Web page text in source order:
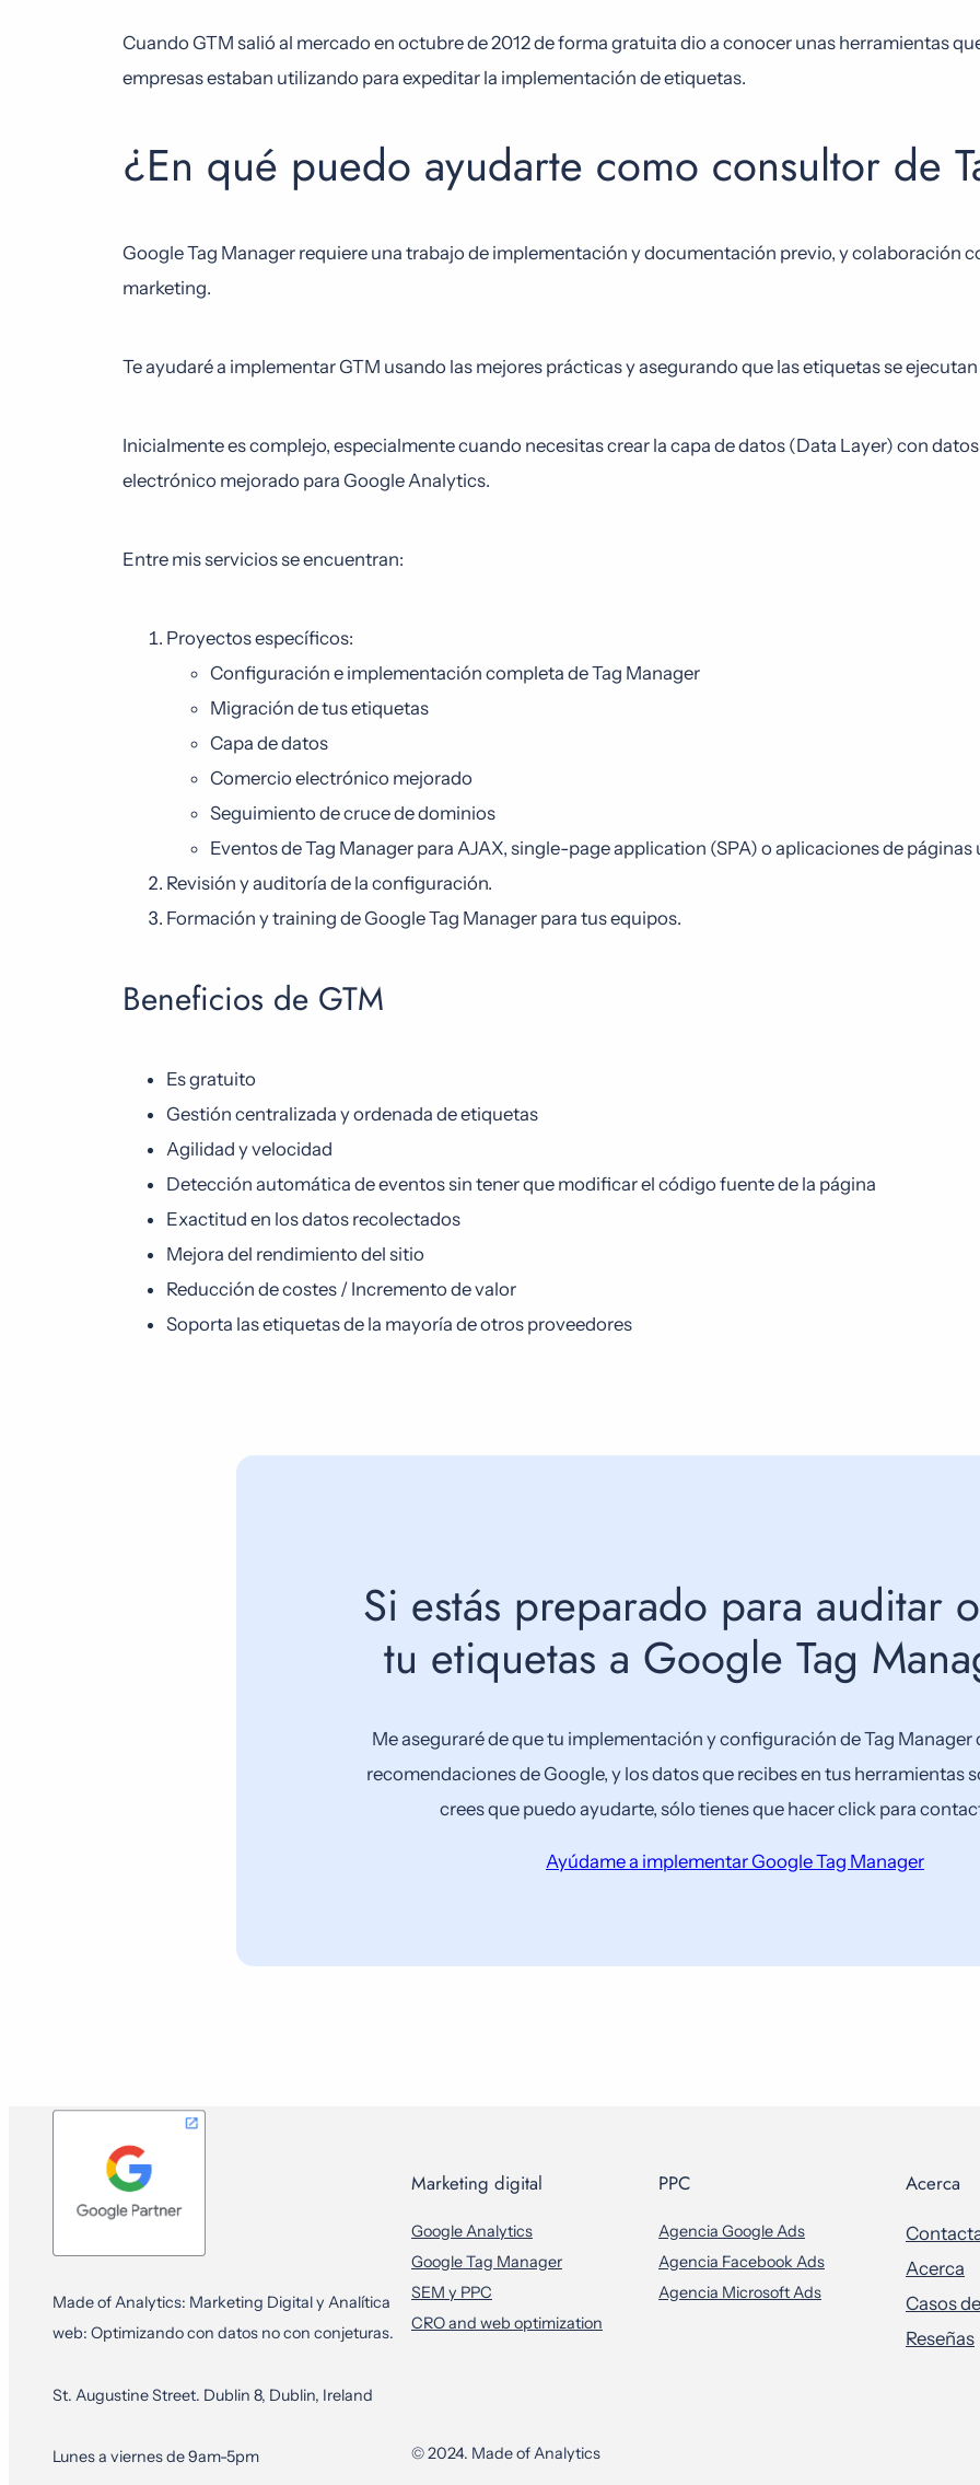
Cuando GTM salió al mercado en octubre de 2012 de forma gratuita dio a conocer unas herramientas
empresas estaban utilizando para expeditar la implementación de etiquetas.
¿En qué puedo ayudarte como consultor de
Google Tag Manager requiere una trabajo de implementación y documentación previo, y colaboración
marketing.
Te ayudaré a implementar GTM usando las mejores prácticas y asegurando que las etiquetas se
Inicialmente es complejo, especialmente cuando necesitas crear la capa de datos (Data Layer) con
electrónico mejorado para Google Analytics.
Entre mis servicios se encuentran:
Proyectos específicos:
Configuración e implementación completa de Tag Manager
Migración de tus etiquetas
Capa de datos
Comercio electrónico mejorado
Seguimiento de cruce de dominios
Eventos de Tag Manager para AJAX, single-page application (SPA) o aplicaciones de páginas
Revisión y auditoría de la configuración.
Formación y training de Google Tag Manager para tus equipos.
Beneficios de GTM
Es gratuito
Gestión centralizada y ordenada de etiquetas
Agilidad y velocidad
Detección automática de eventos sin tener que modificar el código fuente de la página
Exactitud en los datos recolectados
Mejora del rendimiento del sitio
Reducción de costes / Incremento de valor
Soporta las etiquetas de la mayoría de otros proveedores
Si estás preparado para auditar
tu etiquetas a Google Tag
Me aseguraré de que tu implementación y configuración de Tag Manager
recomendaciones de Google, y los datos que recibes en tus herramientas
crees que puedo ayudarte, sólo tienes que hacer click para
Ayúdame a implementar Google Tag Manager
Made of Analytics: Marketing Digital y Analítica
web: Optimizando con datos no con conjeturas.
St. Augustine Street. Dublin 8, Dublin, Ireland
Lunes a viernes de 9am-5pm
Marketing digital
Google Analytics
Google Tag Manager
SEM y PPC
CRO and web optimization
PPC
Agencia Google Ads
Agencia Facebook Ads
Agencia Microsoft Ads
Acerca
Acerca
Casos
Reseñas
© 2024. Made of Analytics